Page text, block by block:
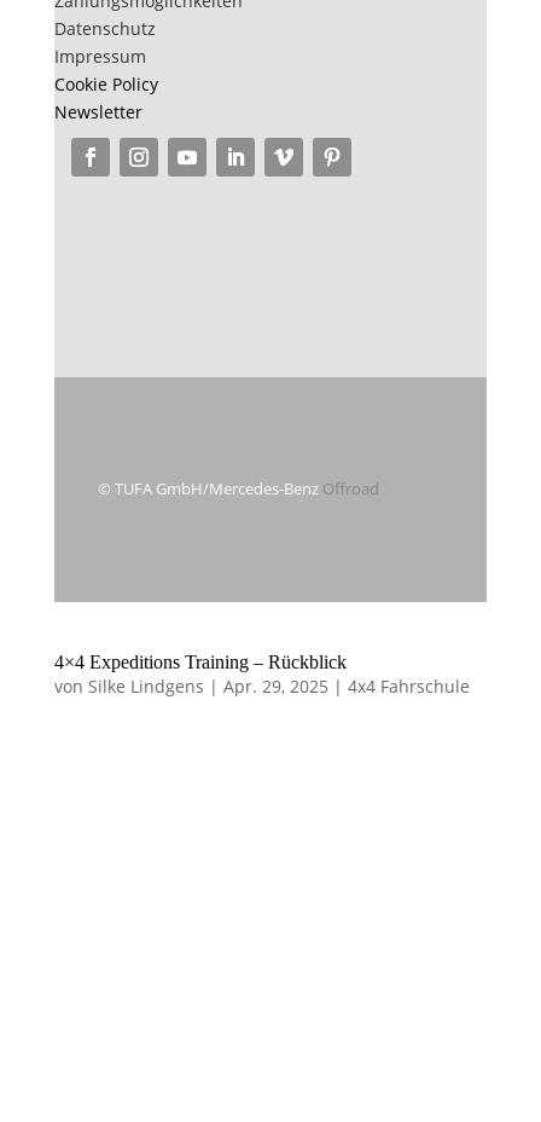
Datenschutz
Impressum
Cookie Policy
Newsletter
© TUFA GmbH/Mercedes-Benz Offroad
4×4 Expeditions Training – Rückblick
von Silke Lindgens | Apr. 29, 2025 | 4x4 Fahrschule